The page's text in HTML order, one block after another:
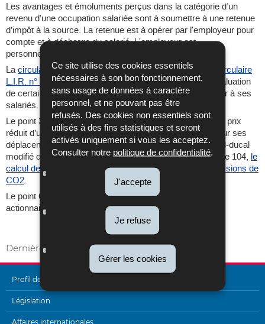
Ce site utilise des cookies essentiels
nécessaires à son bon fonctionnement,
sans usage de données à caractère
personnel, et ne pouvant pas être
refusés. Des cookies non essentiels sont
utilisés à des fins statistiques et seront
activés uniquement si vous les acceptez.
Consulter notre politique de confidentialité
J'accepte
Je refuse
Gérer les cookies
Les avantages et émoluments perçus dans la catégorie d’un
revenu d'une occupation salariée sont à soumettre à une retenue
d’impôt à la source. La retenue est à opérer par l'employeur pour
compte et à décharge du salarié. L'employeur est
personnellement responsable de l'impôt retenu.
Lacirculaire LIR n° 104/1 du 16 juillet 2018ainsi que la
circulaire
L.I.R. n° 104/1bis du 4 février 2020 ont comme objet l'évaluation
de certains avantages mis à disposition par un employeur à ses
salariés.
Le point 3. traite la mise à la disposition à titre gratuit ou à prix
réduit d’une voiture au salarié que celui-ci peut utiliser pour ses
déplacements privés. Conformément au règlement grand-ducal
modifié du 23 décembre 2016 portant exécution de l’article 104, le
calcul de l’avantage fiscal peut être évalué selon les émissions de
CO2.
Le point 6. traite les avantages en nature accordés aux
actionnaires de sociétés de capitaux.
Dernière mise à jour22/05/2023
MENU
Profil de l'Administration
Législation
Affaires internationales